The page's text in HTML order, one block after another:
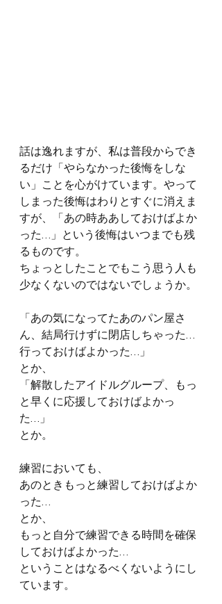
話は逸れますが、私は普段からでき
るだけ「やらなかった後悔をしな
い」ことを心がけています。やって
しまった後悔はわりとすぐに消えま
すが、「あの時ああしておけばよか
った…」という後悔はいつまでも残
るものです。
ちょっとしたことでもこう思う人も
少なくないのではないでしょうか。
「あの気になってたあのパン屋さ
ん、結局行けずに閉店しちゃった…
行っておけばよかった…」
とか、
「解散したアイドルグループ、もっ
と早くに応援しておけばよかっ
た…」
とか。
練習においても、
あのときもっと練習しておけばよか
った…
とか、
もっと自分で練習できる時間を確保
しておけばよかった…
ということはなるべくないようにし
ています。